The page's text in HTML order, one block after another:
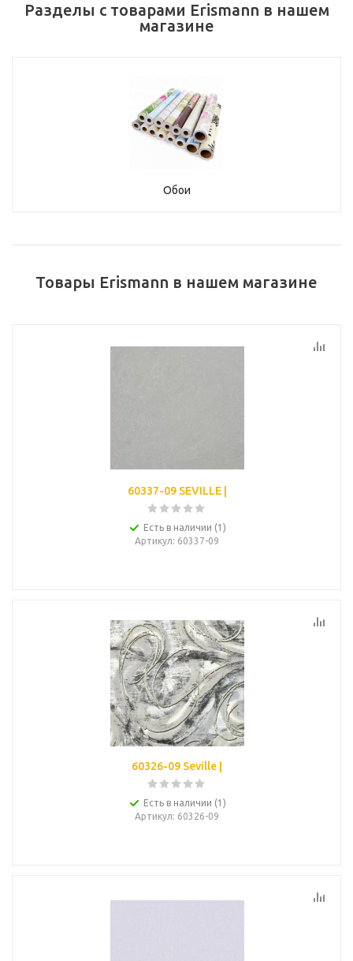
Разделы с товарами Erismann в нашем
магазине
Обои
Товары Erismann в нашем магазине
60337-09 SEVILLE |
Есть в наличии (1)
Артикул: 60337-09
60326-09 Seville |
Есть в наличии (1)
Артикул: 60326-09